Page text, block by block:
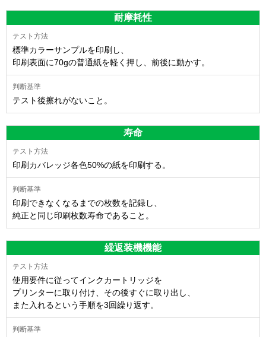
耐摩耗性
標準カラーサンプルを印刷し、
印刷表面に70gの普通紙を軽く押し、前後に動かす。
テスト後擦れがないこと。
寿命
印刷カバレッジ各色50%の紙を印刷する。
印刷できなくなるまでの枚数を記録し、
純正と同じ印刷枚数寿命であること。
繰返装機機能
使用要件に従ってインクカートリッジを
プリンターに取り付け、その後すぐに取り出し、
また入れるという手順を3回繰り返す。